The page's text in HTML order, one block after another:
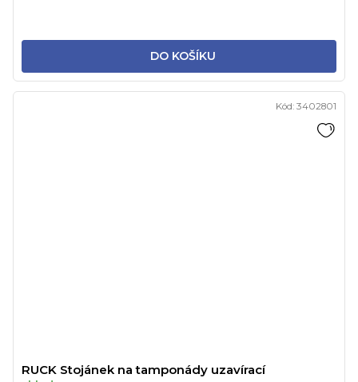
DO KOŠÍKU
RUCK Stojánek na tamponády uzavírací
Kód: 3402801